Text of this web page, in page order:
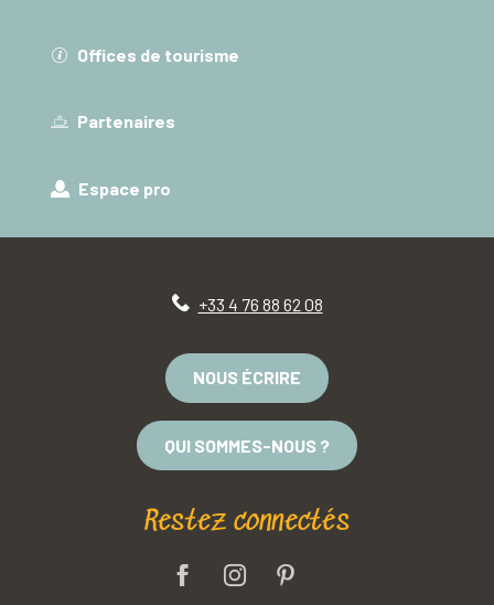
Offices de tourisme
Partenaires
Espace pro
+33 4 76 88 62 08
NOUS ÉCRIRE
QUI SOMMES-NOUS ?
Restez connectés